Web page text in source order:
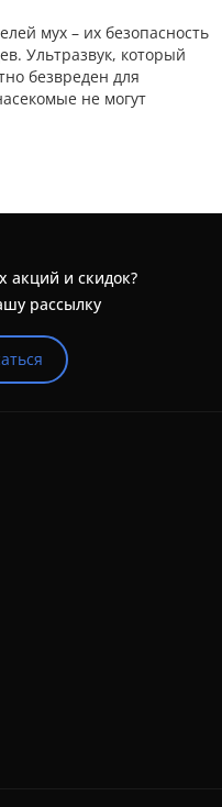
мух – их безопасность
Ультразвук, который
безвреден для
не могут
помещение. Это
дети или животные,
в различных
месте. Кроме того,
благодаря которым
режим для конкретного
Zahyst – значит
доме или офисе – купите
чистотой и
акций и скидок?
рассылку